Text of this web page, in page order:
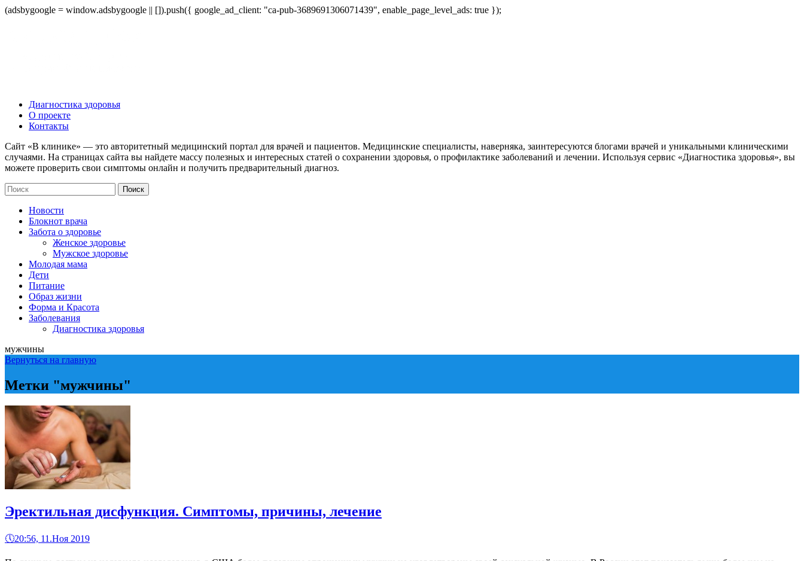
(adsbygoogle = window.adsbygoogle || []).push({ google_ad_client: "ca-pub-3689691306071439", enable_page_level_ads: true });
Диагностика здоровья
О проекте
Контакты
Сайт «В клинике» — это авторитетный медицинский портал для врачей и пациентов. Медицинские специалисты, наверняка, заинтересуются блогами врачей и уникальными клиническими
случаями. На страницах сайта вы найдете массу полезных и интересных статей о сохранении здоровья, о профилактике заболеваний и лечении. Используя сервис «Диагностика здоровья», вы
можете проверить свои симптомы онлайн и получить предварительный диагноз.
Новости
Блокнот врача
Забота о здоровье
Женское здоровье
Мужское здоровье
Молодая мама
Дети
Питание
Образ жизни
Форма и Красота
Заболевания
Диагностика здоровья
мужчины
Вернуться на главную
Метки "мужчины"
Эректильная дисфункция. Симптомы, причины, лечение
🕔20:56, 11.Ноя 2019